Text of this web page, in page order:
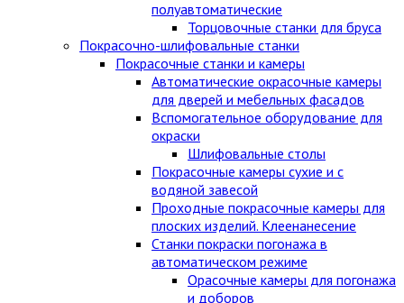
полуавтоматические
Торцовочные станки для бруса
Покрасочно-шлифовальные станки
Покрасочные станки и камеры
Автоматические окрасочные камеры
для дверей и мебельных фасадов
Вспомогательное оборудование для
окраски
Шлифовальные столы
Покрасочные камеры сухие и с
водяной завесой
Проходные покрасочные камеры для
плоских изделий. Клеенанесение
Станки покраски погонажа в
автоматическом режиме
Орасочные камеры для погонажа
и доборов